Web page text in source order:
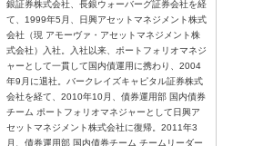
銀証券株式会社、長銀ウォーバーグ証券会社を経
て、1999年5月、日興アセットマネジメント株式
会社（現 アモーヴァ・アセットマネジメント株
式会社）入社。入社以来、ポートフォリオマネジ
ャーとして一貫して国内債運用に携わり、2004
年9月に退社。バークレイズキャピタル証券株式
会社を経て、2010年10月、債券運用部 国内債券
チーム ポートフォリオマネジャーとして日興ア
セットマネジメント株式会社に復帰。2011年3
月、債券運用部 国内債券チーム チームリーダー